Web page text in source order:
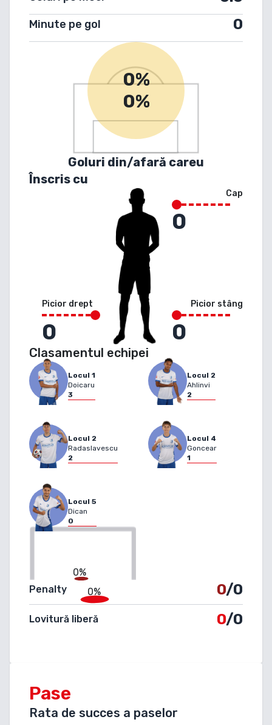
Minute pe gol 0
0%
0%
Goluri din/afară careu
Înscris cu
Picior drept
0
Cap
0
Picior stâng
0
Clasamentul echipei
Locul 1
Doicaru
3
Locul 2
Ahlinvi
2
Locul 2
Radaslavescu
2
Locul 4
Goncear
1
Locul 5
Dican
0
0%
0%
Penalty 0/0
Lovitură liberă 0/0
Pase
Rata de succes a paselor